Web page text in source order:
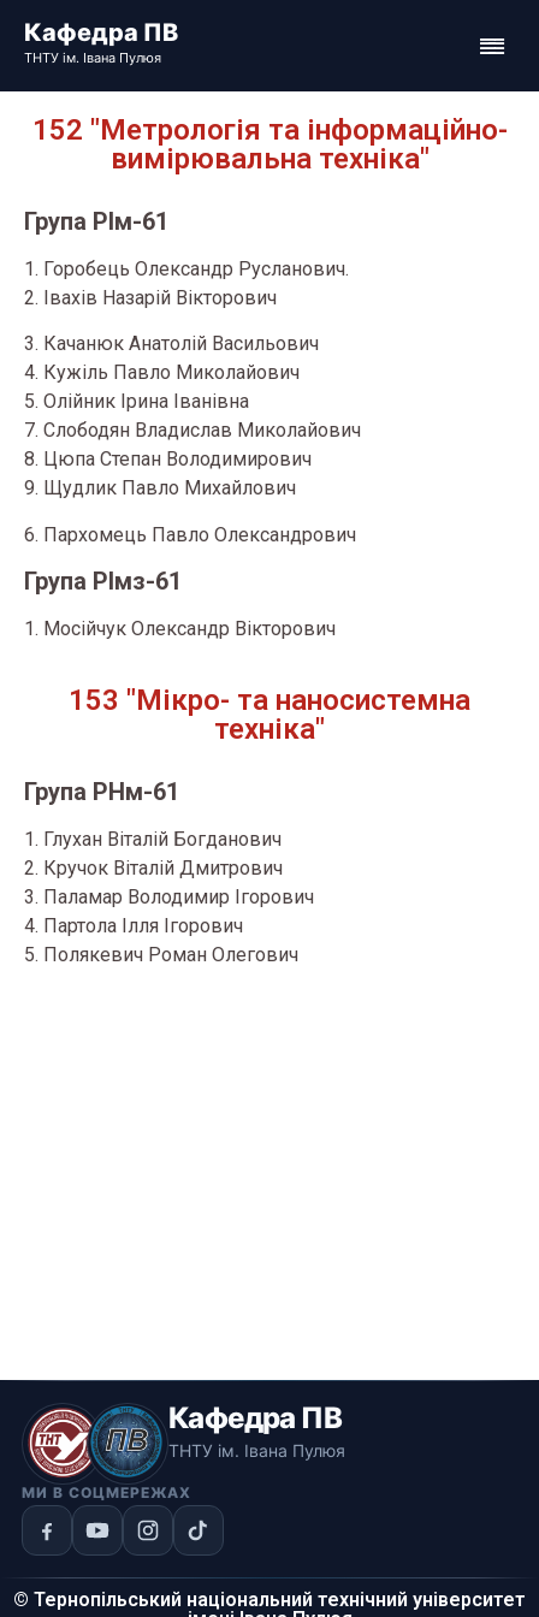
152 "Метрологія та інформаційно-
вимірювальна техніка"
Група РІм-61
1. Горобець Олександр Русланович.
2. Івахів Назарій Вікторович
3. Качанюк Анатолій Васильович
4. Кужіль Павло Миколайович
5. Олійник Ірина Іванівна
7. Слободян Владислав Миколайович
8. Цюпа Степан Володимирович
9. Щудлик Павло Михайлович
6. Пархомець Павло Олександрович
Група РІмз-61
1. Мосійчук Олександр Вікторович
153 "Мікро- та наносистемна
техніка"
Група РНм-61
1. Глухан Віталій Богданович
2. Кручок Віталій Дмитрович
3. Паламар Володимир Ігорович
4. Партола Ілля Ігорович
5. Полякевич Роман Олегович
Кафедра ПВ
ТНТУ ім. Івана Пулюя
МИ В СОЦМЕРЕЖАХ
© Тернопільський національний технічний університет